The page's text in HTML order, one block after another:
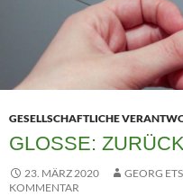
GESELLSCHAFTLICHE
GLOSSE:
23. MÄRZ 2020 GEORG
KOMMENTAR